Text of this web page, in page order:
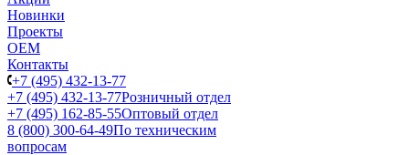
Новинки
Проекты
ОЕМ
Контакты
+7 (495) 432-13-77
+7 (495) 432-13-77Розничный отдел
+7 (495) 162-85-55Оптовый отдел
8 (800) 300-64-49По техническим
вопросам